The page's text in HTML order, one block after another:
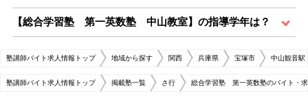
【総合学習塾 第一英数塾 中山教室】の指導学年は？
塾講師バイト求人情報トップ 地域から探す 関西 兵庫県 宝塚市 中山観音駅
塾講師バイト求人情報トップ 掲載塾一覧 さ行 総合学習塾 第一英数塾のバイト・